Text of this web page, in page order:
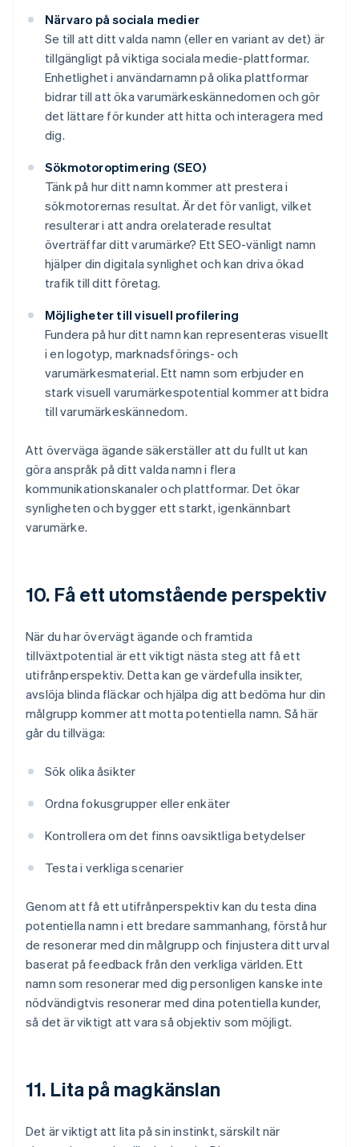
Närvaro på sociala medier
Se till att ditt valda namn (eller en variant av det) är
tillgängligt på viktiga sociala medie-plattformar.
Enhetlighet i användarnamn på olika plattformar
bidrar till att öka varumärkeskännedomen och gör
det lättare för kunder att hitta och interagera med
dig.
Sökmotoroptimering (SEO)
Tänk på hur ditt namn kommer att prestera i
sökmotorernas resultat. Är det för vanligt, vilket
resulterar i att andra orelaterade resultat
överträffar ditt varumärke? Ett SEO-vänligt namn
hjälper din digitala synlighet och kan driva ökad
trafik till ditt företag.
Möjligheter till visuell profilering
Fundera på hur ditt namn kan representeras visuellt
i en logotyp, marknadsförings- och
varumärkesmaterial. Ett namn som erbjuder en
stark visuell varumärkespotential kommer att bidra
till varumärkeskännedom.
Att överväga ägande säkerställer att du fullt ut kan
göra anspråk på ditt valda namn i flera
kommunikationskanaler och plattformar. Det ökar
synligheten och bygger ett starkt, igenkännbart
varumärke.
10. Få ett utomstående perspektiv
När du har övervägt ägande och framtida
tillväxtpotential är ett viktigt nästa steg att få ett
utifrånperspektiv. Detta kan ge värdefulla insikter,
avslöja blinda fläckar och hjälpa dig att bedöma hur din
målgrupp kommer att motta potentiella namn. Så här
går du tillväga:
Sök olika åsikter
Ordna fokusgrupper eller enkäter
Kontrollera om det finns oavsiktliga betydelser
Testa i verkliga scenarier
Genom att få ett utifrånperspektiv kan du testa dina
potentiella namn i ett bredare sammanhang, förstå hur
de resonerar med din målgrupp och finjustera ditt urval
baserat på feedback från den verkliga världen. Ett
namn som resonerar med dig personligen kanske inte
nödvändigtvis resonerar med dina potentiella kunder,
så det är viktigt att vara så objektiv som möjligt.
11. Lita på magkänslan
Det är viktigt att lita på sin instinkt, särskilt när